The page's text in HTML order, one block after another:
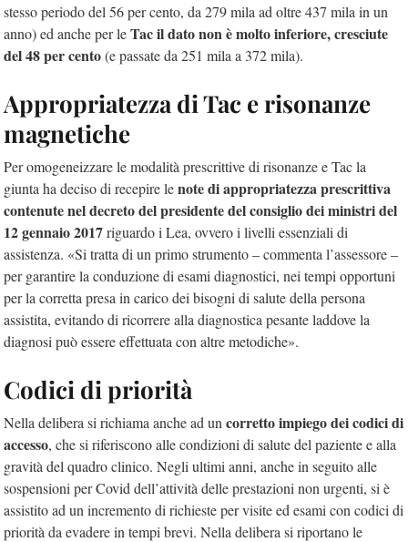
stesso periodo del 56 per cento, da 279 mila ad oltre 437 mila in un
anno) ed anche per leTac il dato non è molto inferiore, cresciute
del 48 per cento(e passate da 251 mila a 372 mila).
Appropriatezza di Tac e risonanze
magnetiche
Per omogeneizzare le modalità prescrittive di risonanze e Tac la
giunta ha deciso di recepire lenote di appropriatezza prescrittiva
contenute nel decreto del presidente del consiglio dei ministri del
12 gennaio 2017riguardo i Lea, ovvero i livelli essenziali di
assistenza. «Si tratta di un primo strumento – commenta l’assessore –
per garantire la conduzione di esami diagnostici, nei tempi opportuni
per la corretta presa in carico dei bisogni di salute della persona
assistita, evitando di ricorrere alla diagnostica pesante laddove la
diagnosi può essere effettuata con altre metodiche».
Codici di priorità
Nella delibera si richiama anche ad un corretto impiego dei codici di
accesso, che si riferiscono alle condizioni di salute del paziente e alla
gravità del quadro clinico. Negli ultimi anni, anche in seguito alle
sospensioni per Covid dell’attività delle prestazioni non urgenti, si è
assistito ad un incremento di richieste per visite ed esami con codici di
priorità da evadere in tempi brevi. Nella delibera si riportano le